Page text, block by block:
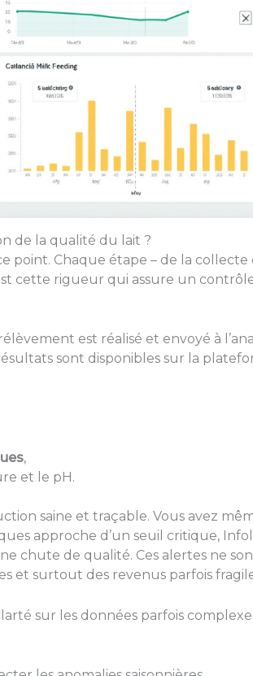
de la qualité du lait ?
point. Chaque étape – de la
cette rigueur qui assure un
est réalisé et envoyé à
sont disponibles sur la
,
et le pH.
saine et traçable. Vous avez
approche d’un seuil critique,
chute de qualité. Ces alertes ne
et surtout des revenus parfois
sur les données parfois